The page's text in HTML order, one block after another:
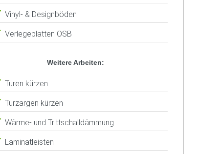
Vinyl- & Designböden
Verlegeplatten OSB
Weitere Arbeiten:
Türen kürzen
Türzargen kürzen
Wärme- und Trittschalldämmung
Laminatleisten